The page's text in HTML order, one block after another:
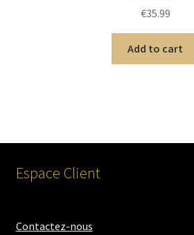
€35.99
Add to cart
Espace Client
Contactez-nous